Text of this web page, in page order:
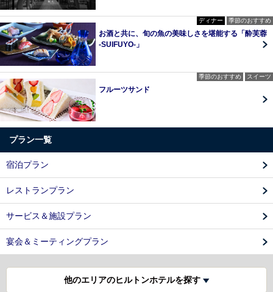
ディナー 季節のおすすめ
お酒と共に、旬の魚の美味しさを堪能する「酔芙蓉
-SUIFUYO-」
季節のおすすめ スイーツ
フルーツサンド
プラン一覧
宿泊プラン
レストランプラン
サービス＆施設プラン
宴会＆ミーティングプラン
他のエリアのヒルトンホテルを探す